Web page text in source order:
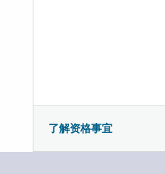
了解资格事宜